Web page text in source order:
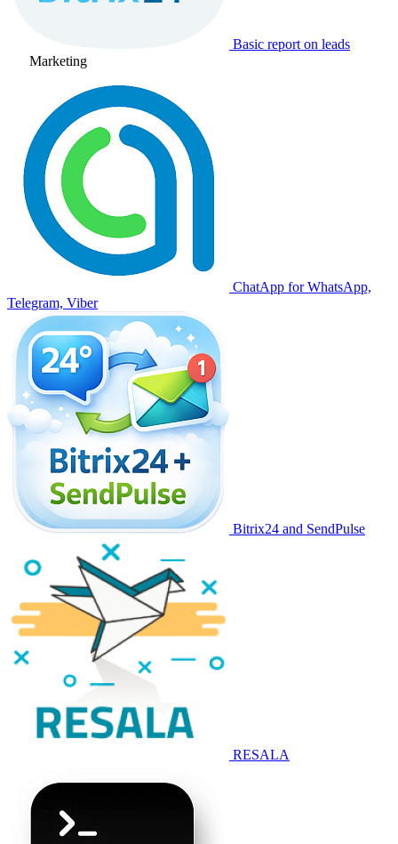
Basic report on leads
Marketing
ChatApp for WhatsApp,
Telegram, Viber
Bitrix24 and SendPulse
RESALA